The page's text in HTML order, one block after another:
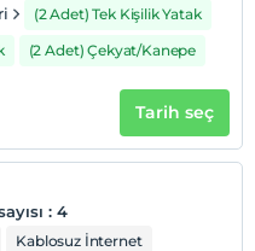
kadar ücretsizdir
kadar ücretsizdir
(2 Adet) Tek Kişilik Yatak
(2 Adet) Çekyat/Kanepe
Tarih seç
: 4
Kablosuz İnternet